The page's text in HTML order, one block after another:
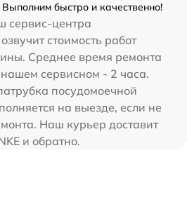
быстро и качественно!
сервис-центра
стоимость работ
Среднее время ремонта
нашем сервисном - 2 часа.
посудомоечной
на выезде, если не
Наш курьер доставит
и обратно.